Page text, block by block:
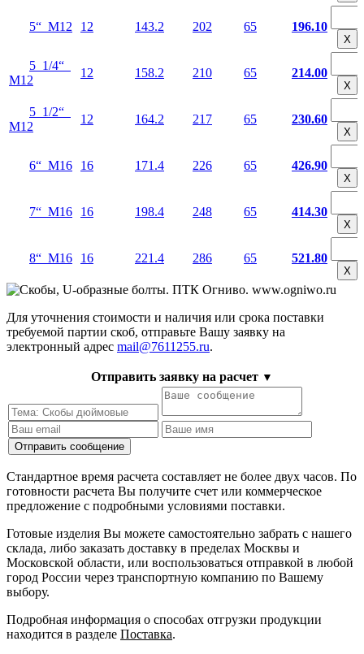
5“ М12 12 143.2 202 65 196.10
Х
5 1/4“
М12
12 158.2 210 65 214.00
Х
5 1/2“
М12
12 164.2 217 65 230.60
Х
6“ М16 16 171.4 226 65 426.90
Х
7“ М16 16 198.4 248 65 414.30
Х
8“ М16 16 221.4 286 65 521.80
Х
Для уточнения стоимости и наличия или срока поставки
требуемой партии скоб, отправьте Вашу заявку на
электронный адрес mail@7611255.ru.
Отправить заявку на расчет ▼
Стандартное время расчета составляет не более двух часов. По
готовности расчета Вы получите счет или коммерческое
предложение с подробными условиями поставки.
Готовые изделия Вы можете самостоятельно забрать с нашего
склада, либо заказать доставку в пределах Москвы и
Московской области, или воспользоваться отправкой в любой
город России через транспортную компанию по Вашему
выбору.
Подробная информация о способах отгрузки продукции
находится в разделе Поставка.